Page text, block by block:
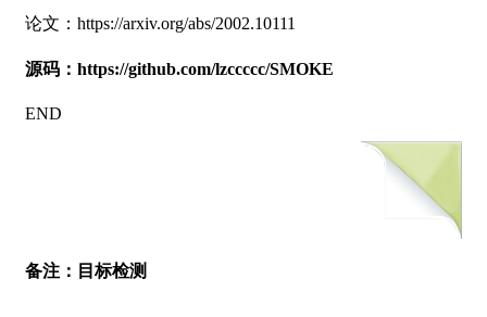
论文：https://arxiv.org/abs/2002.10111
源码：https://github.com/lzccccc/SMOKE
END
备注：目标检测